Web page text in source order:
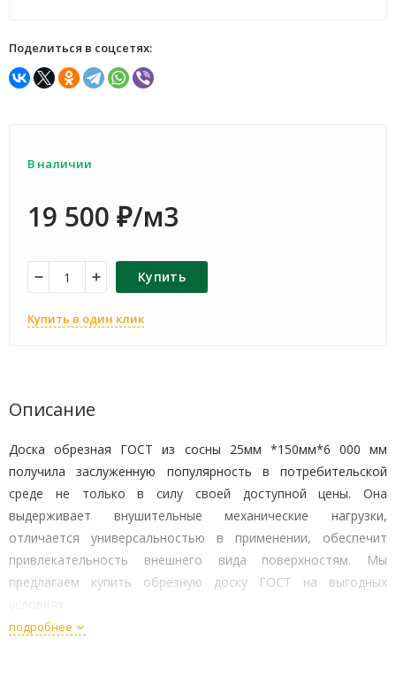
Поделиться в соцсетях:
В наличии
19 500 ₽/м3
Купить
Купить в один клик
Описание
Доска обрезная ГОСТ из сосны 25мм *150мм*6 000 мм
получила заслуженную популярность в потребительской
среде не только в силу своей доступной цены. Она
выдерживает внушительные механические нагрузки,
отличается универсальностью в применении, обеспечит
привлекательность внешнего вида поверхностям. Мы
предлагаем купить обрезную доску ГОСТ на выгодных
подробнее